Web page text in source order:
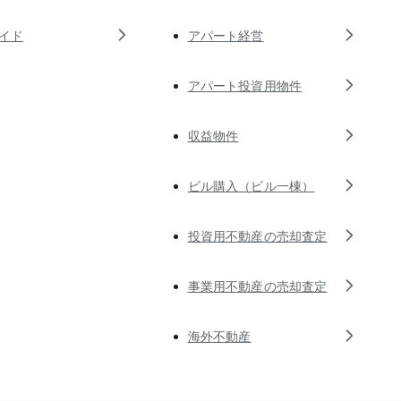
ド アパート経営
アパート投資用物件
収益物件
ビル購入（ビル一棟）
投資用不動産の売却査定
事業用不動産の売却査定
海外不動産